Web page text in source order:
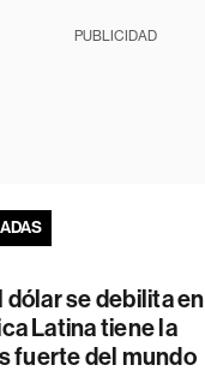
PUBLICIDAD
dólar se debilita en
Latina tiene la
fuerte del mundo